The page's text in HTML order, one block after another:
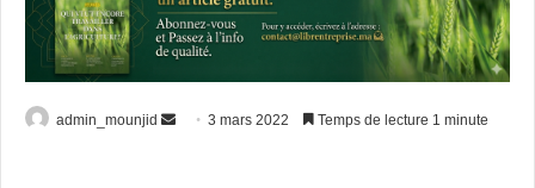
admin_mounjid
Envoyer3 mars 2022 Temps de lecture 1 minute